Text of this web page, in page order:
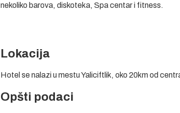
nekoliko barova, diskoteka, Spa centar i fitness.
Lokacija
Hotel se nalazi u mestu Yaliciftlik, oko 20km od
Opšti podaci